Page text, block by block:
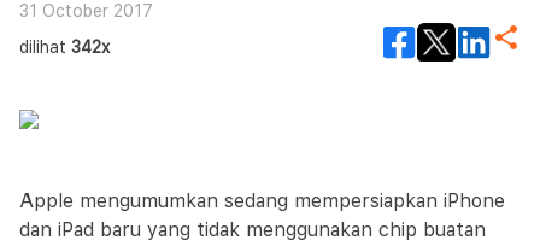
31 October 2017
dilihat 342x
Apple mengumumkan sedang mempersiapkan iPhone
dan iPad baru yang tidak menggunakan chip buatan